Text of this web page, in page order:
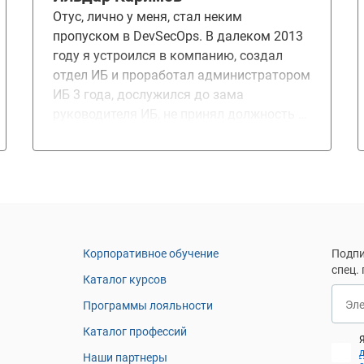
понравились больше всего.
Отус, лично у меня, стал неким
пропуском в DevSecOps. В далеком 2013
году я устроился в компанию, создал
отдел ИБ и проработал администратором
ИБ 3 года, дослужился до зама
стартапе потерял квалификацию на 80%
подтянул чуть ИБ, а в октябре 2020 опять
методологом ИБ, а затем и
руководителем ИБ. Как руководитель, я
понимал, что мне важно понимать
Корпоративное обучение
Каталог курсов
Программы лояльности
Каталог профессий
Наши партнеры
спец.